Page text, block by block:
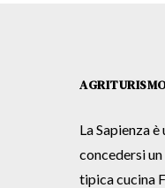
La Sapienza
concedersi
tipica cucina